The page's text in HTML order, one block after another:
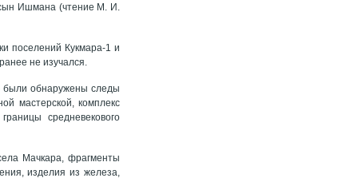
Ишмана (чтение М. И.
поселений Кукмара-1 и
не изучался.
были обнаружены следы
мастерской, комплекс
средневекового
Мачкара, фрагменты
изделия из железа,